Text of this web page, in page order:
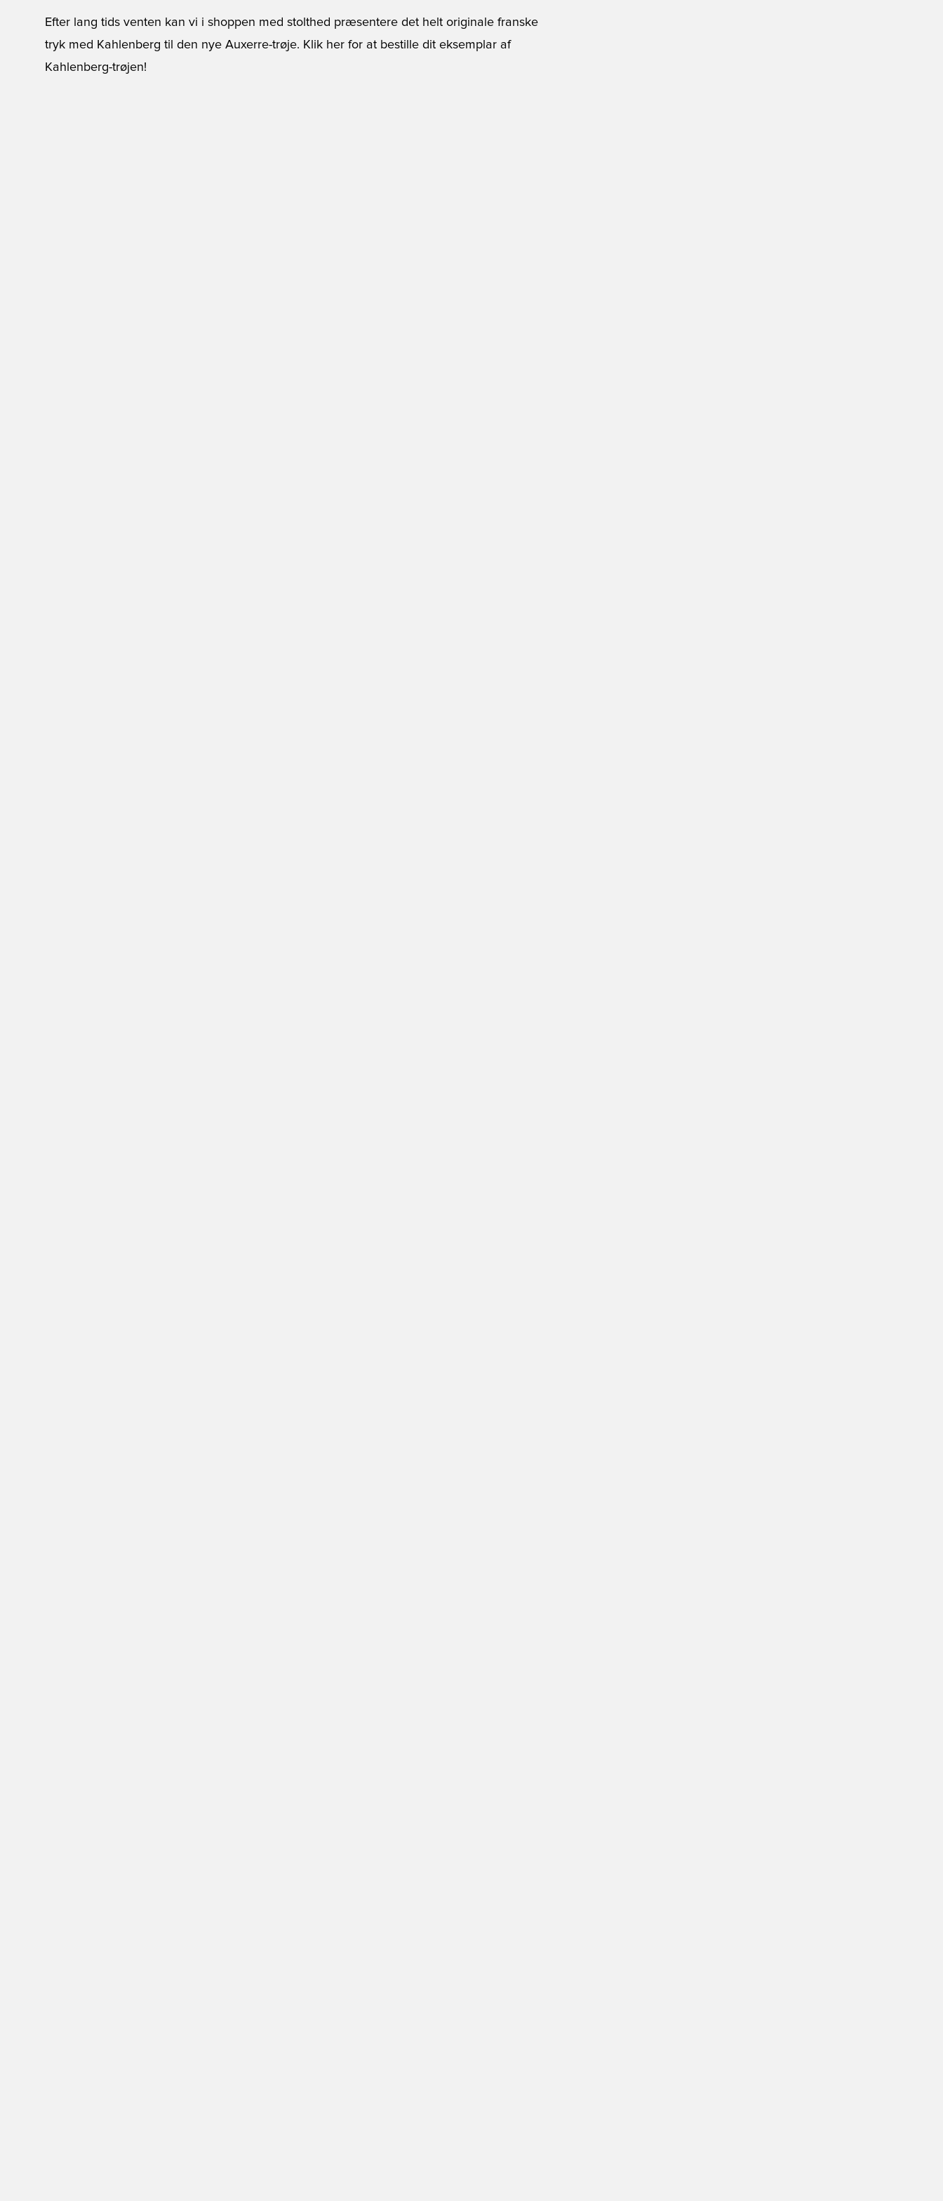
Efter lang tids venten kan vi i shoppen med stolthed præsentere det helt originale franske
tryk med Kahlenberg til den nye Auxerre-trøje. Klik her for at bestille dit eksemplar af
Kahlenberg-trøjen!